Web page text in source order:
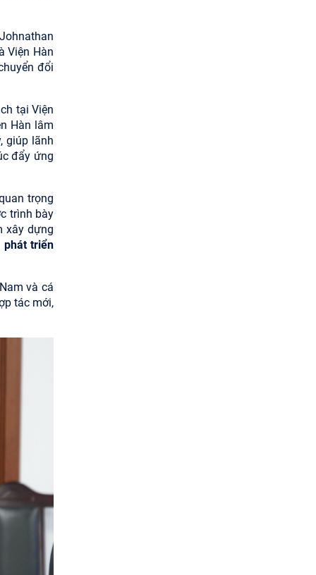
Viện Hàn
đổi
tại Viện
Hàn lâm
giúp lãnh
đẩy ứng
trọng
trình bày
xây dựng
phát triển
và cá
tác mới,